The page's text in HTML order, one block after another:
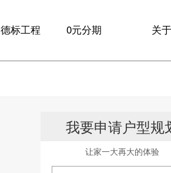
德标工程 0元分期 关
10
家
我要申请户型规
让家一大再大的体验